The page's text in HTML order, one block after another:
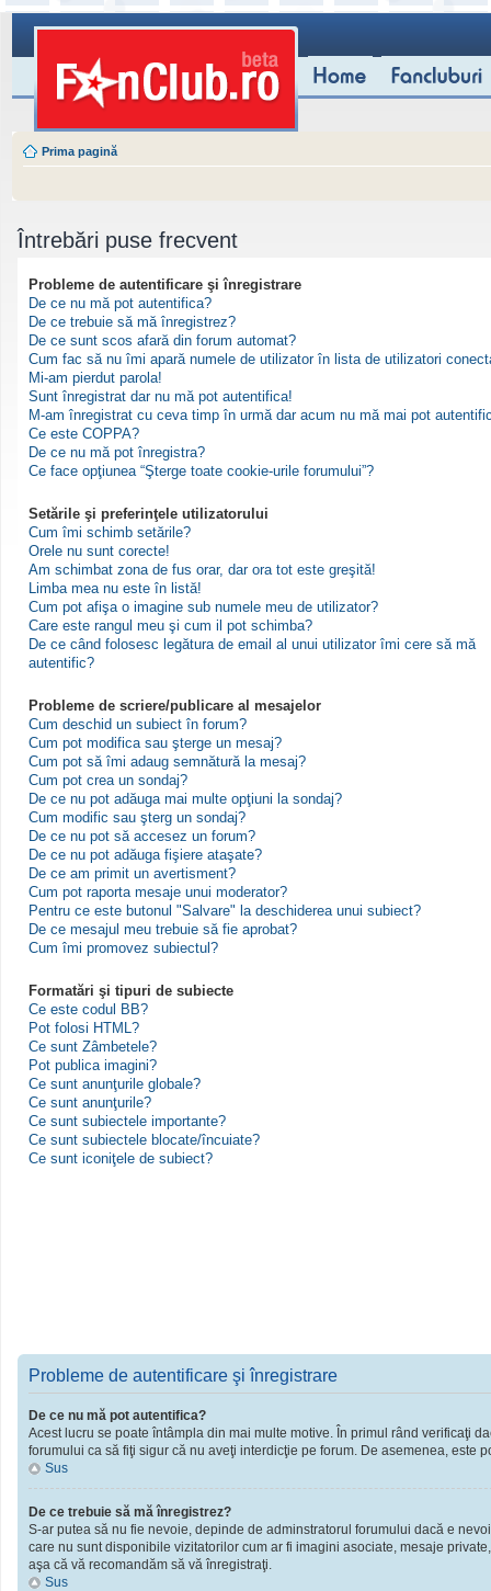
Prima pagină
Întrebări puse frecvent
Probleme de autentificare şi înregistrare
De ce nu mă pot autentifica?
De ce trebuie să mă înregistrez?
De ce sunt scos afară din forum automat?
Cum fac să nu îmi apară numele de utilizator în lista de utilizatori
Mi-am pierdut parola!
Sunt înregistrat dar nu mă pot autentifica!
M-am înregistrat cu ceva timp în urmă dar acum nu mă mai pot
Ce este COPPA?
De ce nu mă pot înregistra?
Ce face opţiunea “Şterge toate cookie-urile forumului”?
Setările şi preferinţele utilizatorului
Cum îmi schimb setările?
Orele nu sunt corecte!
Am schimbat zona de fus orar, dar ora tot este greşită!
Limba mea nu este în listă!
Cum pot afişa o imagine sub numele meu de utilizator?
Care este rangul meu şi cum il pot schimba?
De ce când folosesc legătura de email al unui utilizator îmi cere să mă
autentific?
Probleme de scriere/publicare al mesajelor
Cum deschid un subiect în forum?
Cum pot modifica sau şterge un mesaj?
Cum pot să îmi adaug semnătură la mesaj?
Cum pot crea un sondaj?
De ce nu pot adăuga mai multe opţiuni la sondaj?
Cum modific sau şterg un sondaj?
De ce nu pot să accesez un forum?
De ce nu pot adăuga fişiere ataşate?
De ce am primit un avertisment?
Cum pot raporta mesaje unui moderator?
Pentru ce este butonul "Salvare" la deschiderea unui subiect?
De ce mesajul meu trebuie să fie aprobat?
Cum îmi promovez subiectul?
Formatări şi tipuri de subiecte
Ce este codul BB?
Pot folosi HTML?
Ce sunt Zâmbetele?
Pot publica imagini?
Ce sunt anunţurile globale?
Ce sunt anunţurile?
Ce sunt subiectele importante?
Ce sunt subiectele blocate/încuiate?
Ce sunt iconiţele de subiect?
Probleme de autentificare şi înregistrare
De ce nu mă pot autentifica?
Acest lucru se poate întâmpla din mai multe motive. În primul rând verificaţi
forumului ca să fiţi sigur că nu aveţi interdicţie pe forum. De asemenea,
Sus
De ce trebuie să mă înregistrez?
S-ar putea să nu fie nevoie, depinde de adminstratorul forumului dacă e
care nu sunt disponibile vizitatorilor cum ar fi imagini asociate, mesaje
aşa că vă recomandăm să vă înregistraţi.
Sus